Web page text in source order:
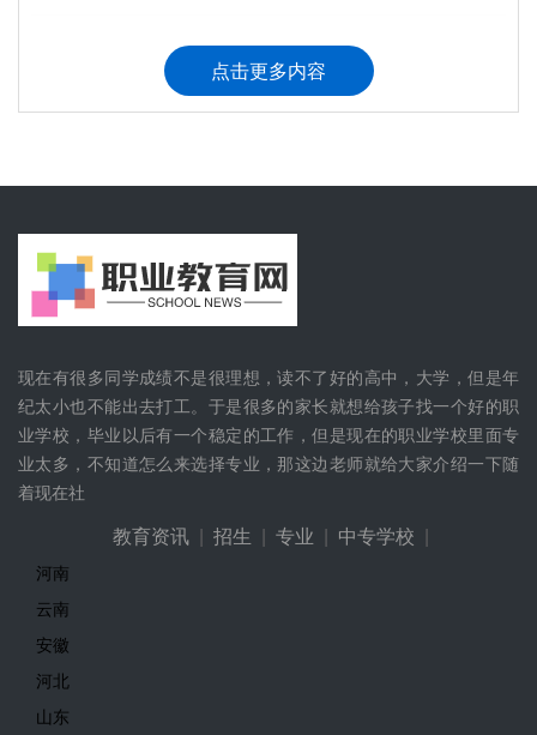
中考失败了怎么办 有什么好的出路
职高职业什么专业好
初中生可以上的技校
成职院的***专业是什么
未来就业前景比较好的行业有哪些
参加省职教育活动，彰显我院教学风...
四川的技校有哪些
点击更多内容
现在有很多同学成绩不是很理想，读不了好的高中，大学，但是年
纪太小也不能出去打工。于是很多的家长就想给孩子找一个好的职
业学校，毕业以后有一个稳定的工作，但是现在的职业学校里面专
业太多，不知道怎么来选择专业，那这边老师就给大家介绍一下随
着现在社
教育资讯 | 招生 | 专业 | 中专学校 |
河南
云南
安徽
河北
山东